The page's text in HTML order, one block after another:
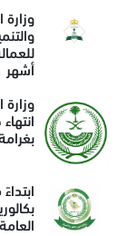
وزارة
أشهر
بغرامة
العامة الـ(70) بكلية